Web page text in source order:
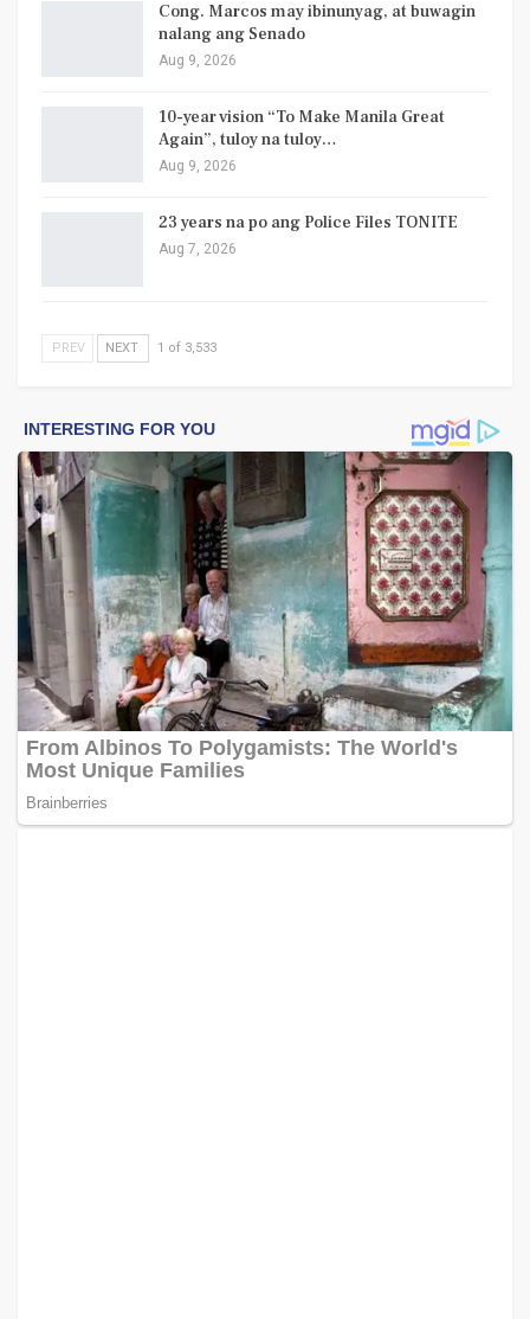
Cong. Marcos may ibinunyag, at buwagin
nalang ang Senado
Aug 9, 2026
10-year vision “To Make Manila Great
Again”, tuloy na tuloy…
Aug 9, 2026
23 years na po ang Police Files TONITE
Aug 7, 2026
PREV NEXT 1 of 3,533